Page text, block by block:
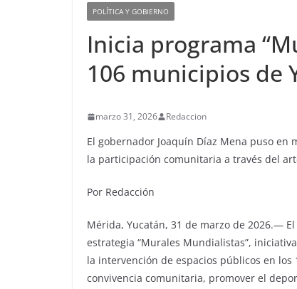
POLÍTICA Y GOBIERNO
Inicia programa
106 municipios de
marzo 31, 2026 Redaccion
El gobernador Joaquín Díaz Mena puso
la participación comunitaria a través del
Por Redacción
Mérida, Yucatán, 31 de marzo de 2026.—
estrategia “Murales Mundialistas”,
la intervención de espacios públicos en
convivencia comunitaria, promover el